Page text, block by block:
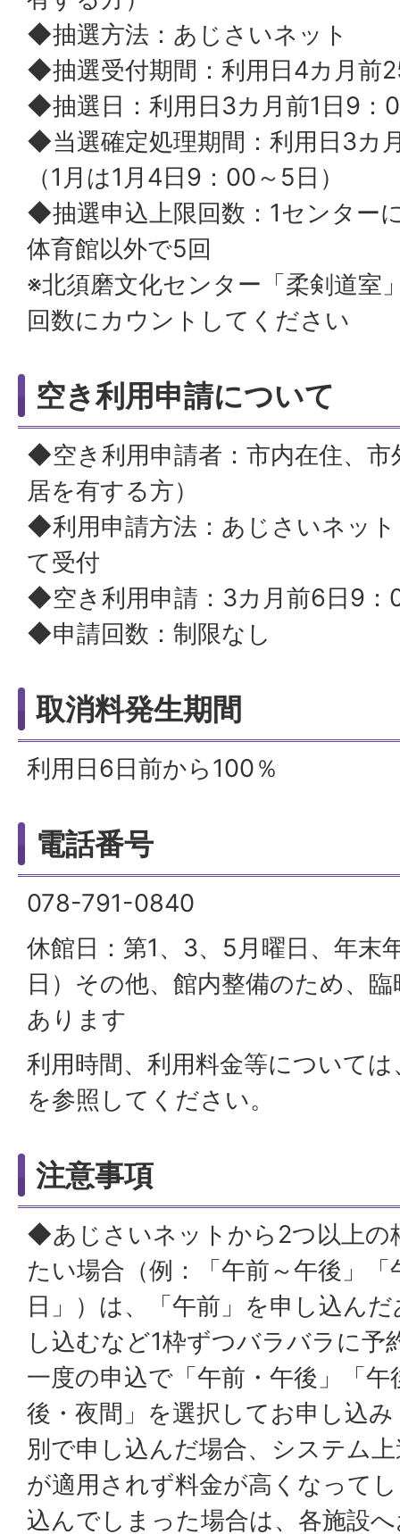
◆抽選方法：あじさいネット
◆抽選受付期間：利用日4カ月前
◆抽選日：利用日3カ月前1日9：
◆当選確定処理期間：利用日3カ
（1月は1月4日9：00～5日）
◆抽選申込上限回数：1センター
体育館以外で5回
※北須磨文化センター「柔剣道室
回数にカウントしてください
空き利用申請について
◆空き利用申請者：市内在住、市
居を有する方）
◆利用申請方法：あじさいネッ
て受付
◆空き利用申請：3カ月前6日9：
◆申請回数：制限なし
取消料発生期間
利用日6日前から100％
電話番号
078-791-0840
休館日：第1、3、5月曜日、年末
日）その他、館内整備のため、
あります
利用時間、利用料金等について
を参照してください。
注意事項
◆あじさいネットから2つ以上の
たい場合（例：「午前～午後」「
日」）は、「午前」を申し込ん
し込むなど1枠ずつバラバラに予
一度の申込で「午前・午後」「
後・夜間」を選択してお申し込
別で申し込んだ場合、システム
が適用されず料金が高くなって
込んでしまった場合は、各施設